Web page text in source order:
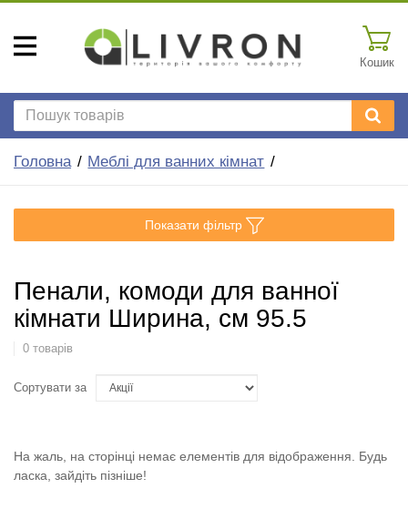
Кошик
Головна Меблі для ванних кімнат
Показати фільтр
Пенали, комоди для ванної
кімнати Ширина, см 95.5
0 товарів
Сортувати за
На жаль, на сторінці немає елементів для відображення. Будь
ласка, зайдіть пізніше!